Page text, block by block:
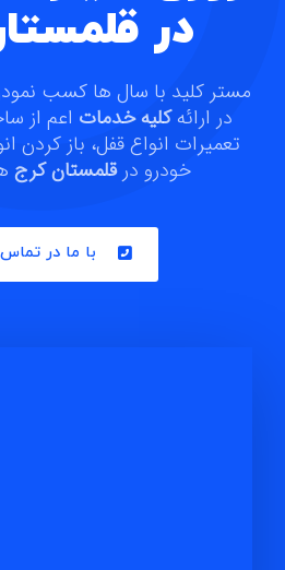
در
مستر کلید با سال ها کسب
در ارائهکلیه خدمات اعم از
تعمیرات انواع قفل، باز کردن
خودرو درقلمستان کرج
با ما در